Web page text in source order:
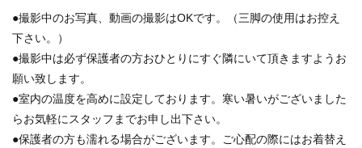
●撮影中のお写真、動画の撮影はOKです。（三脚の使用はお控え
下さい。）
●撮影中は必ず保護者の方おひとりにすぐ隣にいて頂きますようお
願い致します。
●室内の温度を高めに設定しております。寒い暑いがございました
らお気軽にスタッフまでお申し出下さい。
●保護者の方も濡れる場合がございます。ご心配の際にはお着替え